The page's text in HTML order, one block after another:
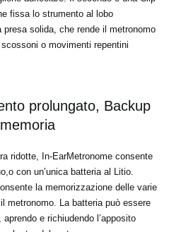
fissa lo strumento al lobo
presa solida, che rende il metronomo
o movimenti repentini
prolungato, Backup
ridotte, In-EarMetronome consente
con un’unica batteria al Litio.
la memorizzazione delle varie
metronomo. La batteria può essere
e richiudendo l’apposito